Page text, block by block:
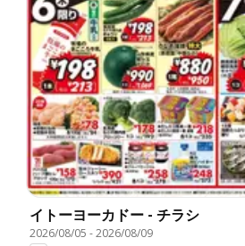
イトーヨーカドー - チラシ
2026/08/05 -2026/08/09